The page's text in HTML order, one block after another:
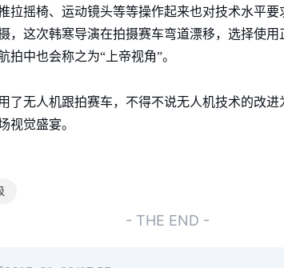
拉摇椅、运动镜头等等操作起来也对技术水平
，这次韩寒导演在拍摄赛车弯道漂移，选择使
中也会称之为“上帝视角”。
了无人机跟拍赛车，不得不说无人机技术的改
视觉盛宴。
- THE END -